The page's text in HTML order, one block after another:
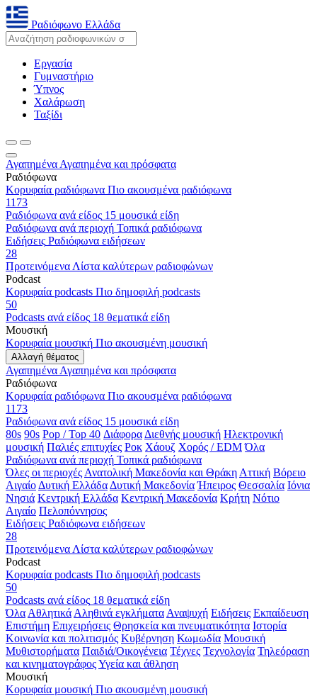
Ραδιόφωνο Ελλάδα
Εργασία
Γυμναστήριο
Ύπνος
Χαλάρωση
Ταξίδι
Αγαπημένα Αγαπημένα και πρόσφατα
Ραδιόφωνα
Κορυφαία ραδιόφωνα Πιο ακουσμένα ραδιόφωνα
1173
Ραδιόφωνα ανά είδος 15 μουσικά είδη
Ραδιόφωνα ανά περιοχή Τοπικά ραδιόφωνα
Ειδήσεις Ραδιόφωνα ειδήσεων
28
Προτεινόμενα Λίστα καλύτερων ραδιοφώνων
Podcast
Κορυφαία podcasts Πιο δημοφιλή podcasts
50
Podcasts ανά είδος 18 θεματικά είδη
Μουσική
Κορυφαία μουσική Πιο ακουσμένη μουσική
Αλλαγή θέματος
Αγαπημένα Αγαπημένα και πρόσφατα
Ραδιόφωνα
Κορυφαία ραδιόφωνα Πιο ακουσμένα ραδιόφωνα
1173
Ραδιόφωνα ανά είδος 15 μουσικά είδη
80s 90s Pop / Top 40 Διάφορα Διεθνής μουσική Ηλεκτρονική
μουσική Παλιές επιτυχίες Ροκ Χάουζ Χορός / EDM Όλα
Ραδιόφωνα ανά περιοχή Τοπικά ραδιόφωνα
Όλες οι περιοχές Ανατολική Μακεδονία και Θράκη Αττική Βόρειο
Αιγαίο Δυτική Ελλάδα Δυτική Μακεδονία Ήπειρος Θεσσαλία Ιόνια
Νησιά Κεντρική Ελλάδα Κεντρική Μακεδονία Κρήτη Νότιο
Αιγαίο Πελοπόννησος
Ειδήσεις Ραδιόφωνα ειδήσεων
28
Προτεινόμενα Λίστα καλύτερων ραδιοφώνων
Podcast
Κορυφαία podcasts Πιο δημοφιλή podcasts
50
Podcasts ανά είδος 18 θεματικά είδη
Όλα Αθλητικά Αληθινά εγκλήματα Αναψυχή Ειδήσεις Εκπαίδευση
Επιστήμη Επιχειρήσεις Θρησκεία και πνευματικότητα Ιστορία
Κοινωνία και πολιτισμός Κυβέρνηση Κωμωδία Μουσική
Μυθιστορήματα Παιδιά/Οικογένεια Τέχνες Τεχνολογία Τηλεόραση
και κινηματογράφοςΥγεία και άθληση
Μουσική
Κορυφαία μουσική Πιο ακουσμένη μουσική